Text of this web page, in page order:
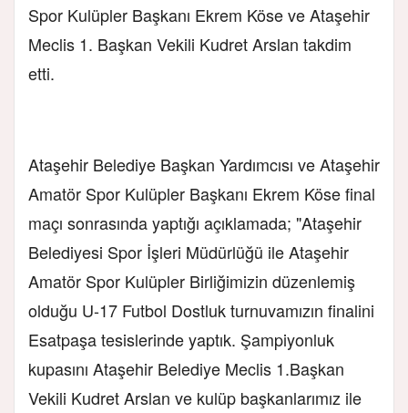
Spor Kulüpler Başkanı Ekrem Köse ve Ataşehir
Meclis 1. Başkan Vekili Kudret Arslan takdim
etti.
Ataşehir Belediye Başkan Yardımcısı ve Ataşehir
Amatör Spor Kulüpler Başkanı Ekrem Köse final
maçı sonrasında yaptığı açıklamada; "Ataşehir
Belediyesi Spor İşleri Müdürlüğü ile Ataşehir
Amatör Spor Kulüpler Birliğimizin düzenlemiş
olduğu U-17 Futbol Dostluk turnuvamızın finalini
Esatpaşa tesislerinde yaptık. Şampiyonluk
kupasını Ataşehir Belediye Meclis 1.Başkan
Vekili Kudret Arslan ve kulüp başkanlarımız ile